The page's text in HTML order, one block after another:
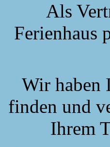
Als
Ferienhaus
Wir haben
finden und
Ihrem